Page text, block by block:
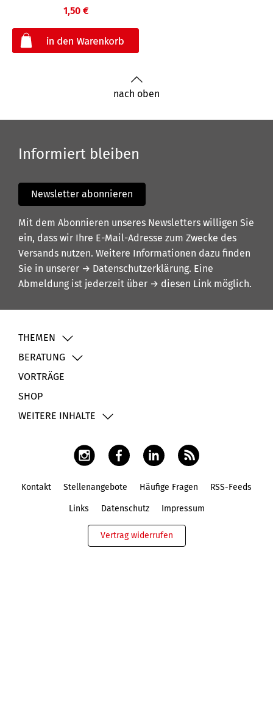
1,50 €
nach oben
Informiert bleiben
Newsletter abonnieren
Mit dem Abonnieren unseres Newsletters willigen Sie
ein, dass wir Ihre E-Mail-Adresse zum Zwecke des
Versands nutzen. Weitere Informationen dazu finden
Sie in unserer → Datenschutzerklärung. Eine
Abmeldung ist jederzeit über → diesen Link möglich.
THEMEN
BERATUNG
VORTRÄGE
SHOP
WEITERE INHALTE
Kontakt Stellenangebote Häufige Fragen RSS-Feeds
Links Datenschutz Impressum
Vertrag widerrufen